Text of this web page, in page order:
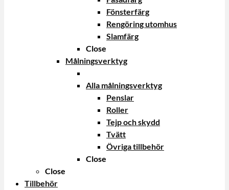
Fönsterfärg
Rengöring utomhus
Slamfärg
Close
Målningsverktyg
Alla målningsverktyg
Penslar
Roller
Tejp och skydd
Tvätt
Övriga tillbehör
Close
Close
Tillbehör